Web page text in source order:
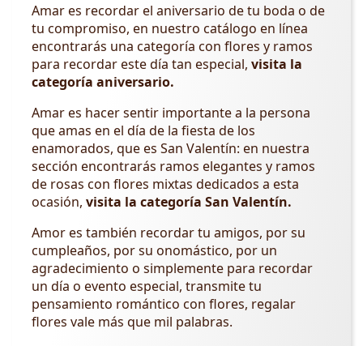
Amar es recordar el aniversario de tu boda o de
tu compromiso, en nuestro catálogo en línea
encontrarás una categoría con flores y ramos
para recordar este día tan especial, visita la
categoría aniversario.
Amar es hacer sentir importante a la persona
que amas en el día de la fiesta de los
enamorados, que es San Valentín: en nuestra
sección encontrarás ramos elegantes y ramos
de rosas con flores mixtas dedicados a esta
ocasión, visita la categoría San Valentín.
Amor es también recordar tu amigos, por su
cumpleaños, por su onomástico, por un
agradecimiento o simplemente para recordar
un día o evento especial, transmite tu
pensamiento romántico con flores, regalar
flores vale más que mil palabras.